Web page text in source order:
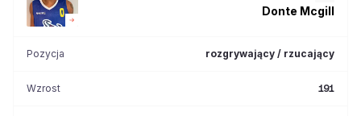
Donte Mcgill
Pozycja rozgrywający / rzucający
Wzrost 191